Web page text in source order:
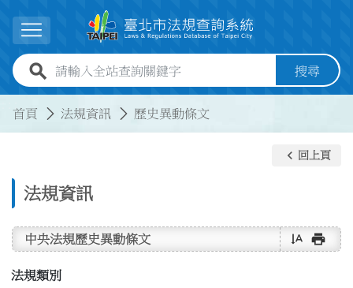
展開選單
全站查詢關鍵字欄位 搜尋
首頁 法規資訊 歷史異動條文
法規資訊
keyboard_arrow_left 回上頁
中央法規歷史異動條文 text_rotate_vertical print
法規類別